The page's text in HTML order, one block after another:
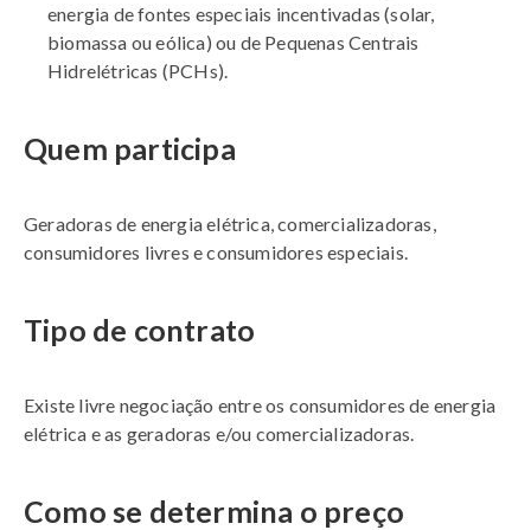
energia de fontes especiais incentivadas (solar,
biomassa ou eólica) ou de Pequenas Centrais
Hidrelétricas (PCHs).
Quem participa
Geradoras de energia elétrica, comercializadoras,
consumidores livres e consumidores especiais.
Tipo de contrato
Existe livre negociação entre os consumidores de energia
elétrica e as geradoras e/ou comercializadoras.
Como se determina o preço